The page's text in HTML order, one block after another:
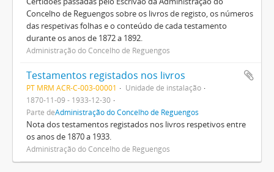
Concelho de Reguengos sobre os livros de registo, os números
das respetivas folhas e o conteúdo de cada testamento
durante os anos de 1872 a 1892.
Administração do Concelho de Reguengos
Testamentos registados nos livros
PT MRM ACR-C-003-00001
Unidade de instalação
1870-11-09 - 1933-12-30
Parte deAdministração do Concelho de Reguengos
Nota dos testamentos registados nos livros respetivos entre
os anos de 1870 a 1933.
Administração do Concelho de Reguengos